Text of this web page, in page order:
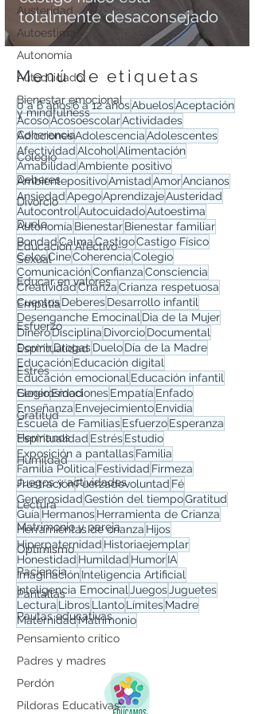
Austeridad
Autoestima
Autonomía
Autocuidado
Bienestar emocional
y mindfulness
Coherencia
Colegio
Deberes
Divorcio
Duelo
Educación Afectivo-
Sexual
Educar en valores
Empatía
Esfuerzo
Espiritualidad
Estrés
Generosidad
Gratitud
Hermanos
Humildad
Juegos y actividades
Lectura
Matrimonio y pareja
Optimismo
Paciencia
Pantallas
Pautas educativas
Pensamiento crítico
Padres y madres
Perdón
Píldoras Educativas
totalmente desaconsejado
Menú de etiquetas
0 a 6 años6 a 12 añosAbuelosAceptación
AcosoAcosoescolarActividades
AdiccionesAdolescenciaAdolescentes
AfectividadAlcohol Alimentación
AmabilidadAmbiente positivo
AmbientepositivoAmistadAmorAncianos
AnsiedadApegoAprendizajeAusteridad
Autocontrol AutocuidadoAutoestima
Autonomía BienestarBienestar familiar
BondadCalmaCastigoCastigo Físico
CelosCineCoherenciaColegio
ComunicaciónConfianzaConsciencia
CreatividadCrianzaCrianza respetuosa
CuentosDeberesDesarrollo infantil
Desenganche Emocinal Dia de la Mujer
DineroDisciplina DivorcioDocumental
DormirDrogasDueloDía de la Madre
EducaciónEducación digital
Educación emocional Educación infantil
ElogioEmocionesEmpatía Enfado
Enseñanza EnvejecimientoEnvidia
Escuela de FamiliasEsfuerzoEsperanza
Espiritualidad EstrésEstudio
Exposición a pantallasFamilia
Familia Polìtica Festividad Firmeza
FrustraciónFuerzadevoluntad Fé
GenerosidadGestión del tiempoGratitud
Guía HermanosHerramienta de Crianza
Herramientas de crianza Hijos
Hiperpaternidad Historiaejemplar
Honestidad Humildad HumorIA
ImaginaciónInteligencia Artificial
Inteligencia Emocinal Juegos Juguetes
Lectura LibrosLlantoLímitesMadre
MaternidadMatrimonio